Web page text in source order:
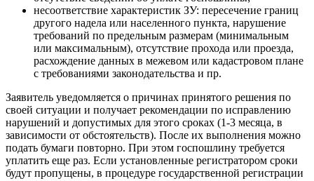
несоответствие характеристик ЗУ: пересечение границ
другого надела или населенного пункта, нарушение
требований по предельным размерам (минимальным
или максимальным), отсутствие прохода или проезда,
расхождение данных в межевом или кадастровом плане
с требованиями законодательства и пр.
Заявитель уведомляется о причинах принятого решения по
своей ситуации и получает рекомендации по исправлению
нарушений и допустимых для этого сроках (1-3 месяца, в
зависимости от обстоятельств). После их выполнения можно
подать бумаги повторно. При этом госпошлину требуется
уплатить еще раз. Если установленные регистратором сроки
будут пропущены, в процедуре государственной регистрации